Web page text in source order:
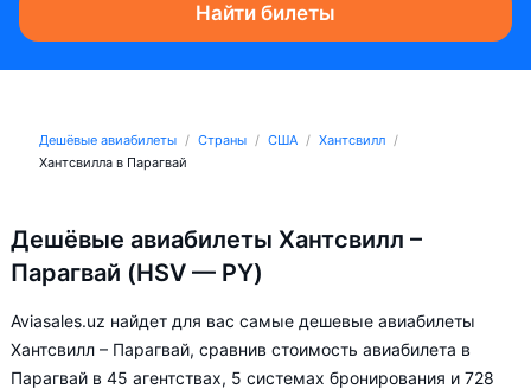
Найти билеты
Дешёвые авиабилеты Страны США
Хантсвилл
Хантсвилла в Парагвай
Дешёвые авиабилеты Хантсвилл –
Парагвай (HSV — PY)
Aviasales.uz найдет для вас самые дешевые авиабилеты
Хантсвилл – Парагвай, сравнив стоимость авиабилета в
Парагвай в 45 агентствах, 5 системах бронирования и 728